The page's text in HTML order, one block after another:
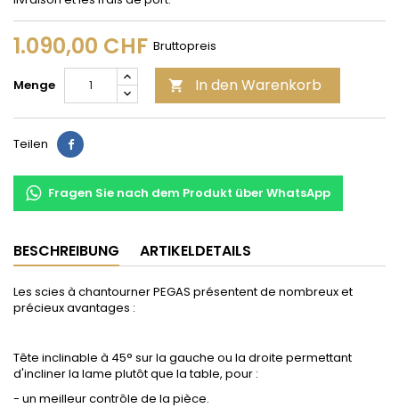
1.090,00 CHF Bruttopreis
Menge  In den Warenkorb
Teilen Teilen
Fragen Sie nach dem Produkt über WhatsApp
BESCHREIBUNG ARTIKELDETAILS
Les scies à chantourner PEGAS présentent de nombreux et
précieux avantages :
Tête inclinable à 45° sur la gauche ou la droite permettant
d'incliner la lame plutôt que la table, pour :
- un meilleur contrôle de la pièce.